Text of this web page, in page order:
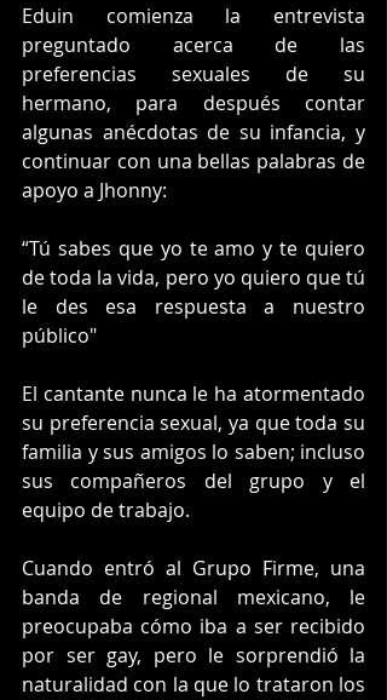
Eduin comienza la entrevista
preguntado acerca de las
preferencias sexuales de su
hermano, para después contar
algunas anécdotas de su infancia, y
continuar con una bellas palabras de
apoyo a Jhonny:
“Tú sabes que yo te amo y te quiero
de toda la vida, pero yo quiero que tú
le des esa respuesta a nuestro
público"
El cantante nunca le ha atormentado
su preferencia sexual, ya que toda su
familia y sus amigos lo saben; incluso
sus compañeros del grupo y el
equipo de trabajo.
Cuando entró al Grupo Firme, una
banda de regional mexicano, le
preocupaba cómo iba a ser recibido
por ser gay, pero le sorprendió la
naturalidad con la que lo trataron los